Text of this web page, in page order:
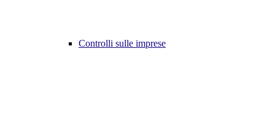
Controlli sulle imprese